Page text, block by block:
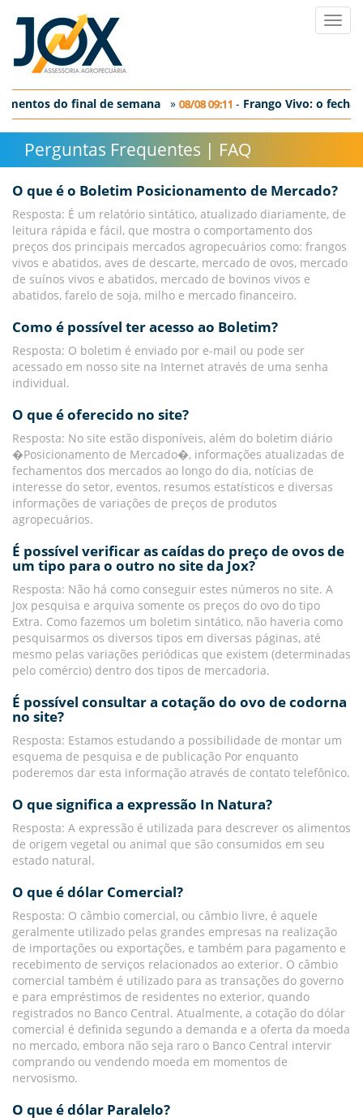
do final de semana »08/08 09:11- Frango Vivo: o
fechamento em SP
Perguntas Frequentes | FAQ
O que é o Boletim Posicionamento de Mercado?
Resposta: É um relatório sintático, atualizado diariamente, de
leitura rápida e fácil, que mostra o comportamento dos
preços dos principais mercados agropecuários como: frangos
vivos e abatidos, aves de descarte, mercado de ovos, mercado
de suínos vivos e abatidos, mercado de bovinos vivos e
abatidos, farelo de soja, milho e mercado financeiro.
Como é possível ter acesso ao Boletim?
Resposta: O boletim é enviado por e-mail ou pode ser
acessado em nosso site na Internet através de uma senha
individual.
O que é oferecido no site?
Resposta: No site estão disponíveis, além do boletim diário
�Posicionamento de Mercado�, informações atualizadas de
fechamentos dos mercados ao longo do dia, notícias de
interesse do setor, eventos, resumos estatísticos e diversas
informações de variações de preços de produtos
agropecuários.
É possível verificar as caídas do preço de ovos de
um tipo para o outro no site da Jox?
Resposta: Não há como conseguir estes números no site. A
Jox pesquisa e arquiva somente os preços do ovo do tipo
Extra. Como fazemos um boletim sintático, não haveria como
pesquisarmos os diversos tipos em diversas páginas, até
mesmo pelas variações periódicas que existem (determinadas
pelo comércio) dentro dos tipos de mercadoria.
É possível consultar a cotação do ovo de codorna
no site?
Resposta: Estamos estudando a possibilidade de montar um
esquema de pesquisa e de publicação Por enquanto
poderemos dar esta informação através de contato telefônico.
O que significa a expressão In Natura?
Resposta: A expressão é utilizada para descrever os alimentos
de origem vegetal ou animal que são consumidos em seu
estado natural.
O que é dólar Comercial?
Resposta: O câmbio comercial, ou câmbio livre, é aquele
geralmente utilizado pelas grandes empresas na realização
de importações ou exportações, e também para pagamento e
recebimento de serviços relacionados ao exterior. O câmbio
comercial também é utilizado para as transações do governo
e para empréstimos de residentes no exterior, quando
registrados no Banco Central. Atualmente, a cotação do dólar
comercial é definida segundo a demanda e a oferta da moeda
no mercado, embora não seja raro o Banco Central intervir
comprando ou vendendo moeda em momentos de
nervosismo.
O que é dólar Paralelo?